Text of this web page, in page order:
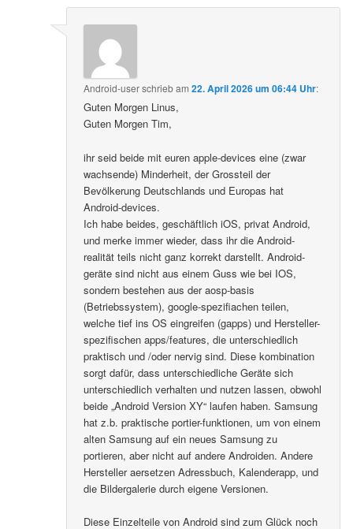
Android-userschriebam22. April 2026 um 06:44 Uhr:
Guten Morgen Linus,
Guten Morgen Tim,
ihr seid beide mit euren apple-devices eine (zwar
wachsende) Minderheit, der Grossteil der
Bevölkerung Deutschlands und Europas hat
Android-devices.
Ich habe beides, geschäftlich iOS, privat Android,
und merke immer wieder, dass ihr die Android-
realität teils nicht ganz korrekt darstellt. Android-
geräte sind nicht aus einem Guss wie bei IOS,
sondern bestehen aus der aosp-basis
(Betriebssystem), google-spezifiachen teilen,
welche tief ins OS eingreifen (gapps) und Hersteller-
spezifischen apps/features, die unterschiedlich
praktisch und /oder nervig sind. Diese kombination
sorgt dafür, dass unterschiedliche Geräte sich
unterschiedlich verhalten und nutzen lassen, obwohl
beide „Android Version XY“ laufen haben. Samsung
hat z.b. praktische portier-funktionen, um von einem
alten Samsung auf ein neues Samsung zu
portieren, aber nicht auf andere Androiden. Andere
Hersteller aersetzen Adressbuch, Kalenderapp, und
die Bildergalerie durch eigene Versionen.
Diese Einzelteile von Android sind zum Glück noch